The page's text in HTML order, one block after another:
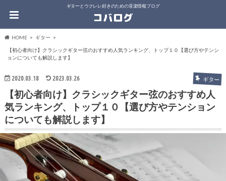
ギターとウクレレ好きのための音楽情報ブログ
HOME ギター
【初心者向け】クラシックギター弦のおすすめ人気ランキング、トップ１０【選び方やテンシ
ョンについても解説します】
2020.03.18 2023.03.26 ギター
【初心者向け】クラシックギター弦のおすすめ人
気ランキング、トップ１０【選び方やテンション
についても解説します】